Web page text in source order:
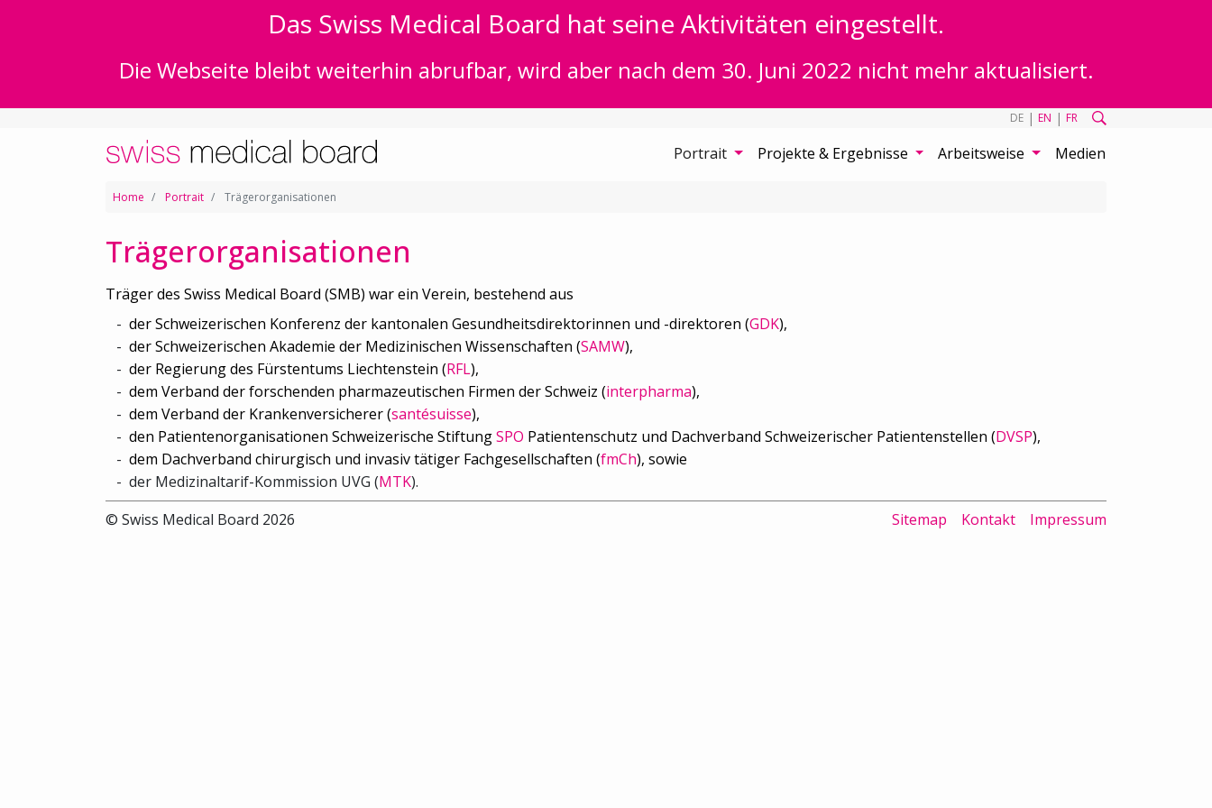
Das Swiss Medical Board hat seine Aktivitäten eingestellt.
Die Webseite bleibt weiterhin abrufbar, wird aber nach dem 30. Juni 2022 nicht mehr aktualisiert.
DE | EN | FR
Portrait Projekte & Ergebnisse Arbeitsweise Medien
Home Portrait Trägerorganisationen
Trägerorganisationen
Träger des Swiss Medical Board (SMB) war ein Verein, bestehend aus
der Schweizerischen Konferenz der kantonalen Gesundheitsdirektorinnen und -direktoren (GDK),
der Schweizerischen Akademie der Medizinischen Wissenschaften (SAMW),
der Regierung des Fürstentums Liechtenstein (RFL),
dem Verband der forschenden pharmazeutischen Firmen der Schweiz (interpharma),
dem Verband der Krankenversicherer (santésuisse),
den Patientenorganisationen Schweizerische StiftungSPO Patientenschutz und Dachverband Schweizerischer Patientenstellen (DVSP),
dem Dachverband chirurgisch und invasiv tätiger Fachgesellschaften (fmCh), sowie
der Medizinaltarif-Kommission UVG (MTK).
© Swiss Medical Board 2026
Sitemap Kontakt Impressum